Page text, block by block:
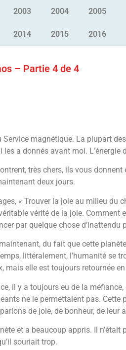
2003 2004 2005
2014 2015 2016
– Partie 4 de 4
magnétique. La plupart
a donnés avant moi.
très chers, ils vous
deux jours.
« Trouver la joie au milieu du
vérité de la joie. Comment
par quelque chose d’inattendu
du fait que cette
littéralement, l’humanité se
elle est toujours retournée en
il y a toujours eu de la
ne le permettaient pas.
de joie, de bonheur, de leur
et a beaucoup appris. Il
souriait trop.